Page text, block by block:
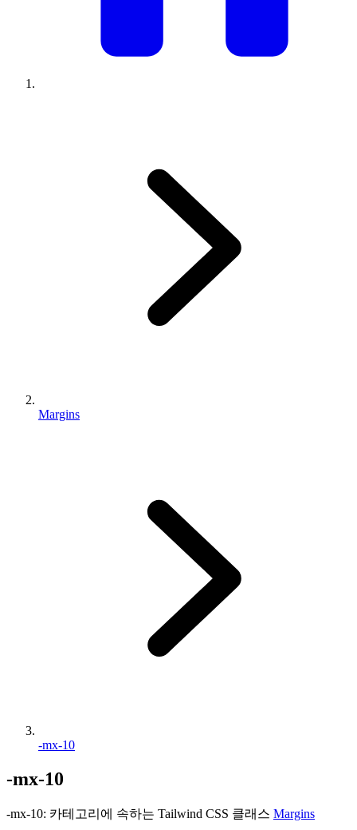
Margins
-mx-10
-mx-10
-mx-10: 카테고리에 속하는 Tailwind CSS 클래스 Margins